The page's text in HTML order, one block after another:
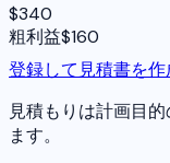
$340
粗利益$160
登録して見積書を作
見積もりは計画目
ます。